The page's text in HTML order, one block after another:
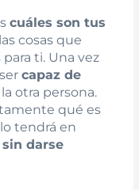
cuáles son tus
cosas que
ti. Una vez
capaz de
la otra persona.
qué es
tendrá en
darse